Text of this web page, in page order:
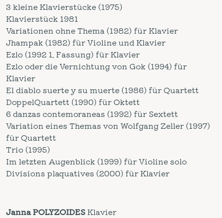
3 kleine Klavierstücke (1975)
Klavierstück 1981
Variationen ohne Thema (1982) für Klavier
Jhampak (1982) für Violine und Klavier
Ezlo (1992 1. Fassung) für Klavier
Ezlo oder die Vernichtung von Gok (1994) für
Klavier
El diablo suerte y su muerte (1986) für Quartett
DoppelQuartett (1990) für Oktett
6 danzas contemoraneas (1992) für Sextett
Variation eines Themas von Wolfgang Zeller (1997)
für Quartett
Trio (1995)
Im letzten Augenblick (1999) für Violine solo
Divisions plaquatives (2000) für Klavier
Janna POLYZOIDES Klavier